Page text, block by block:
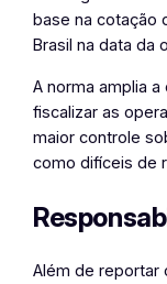
base na cotação
Brasil na data da
A norma amplia
fiscalizar as
maior controle
como difíceis de
Além de reportar